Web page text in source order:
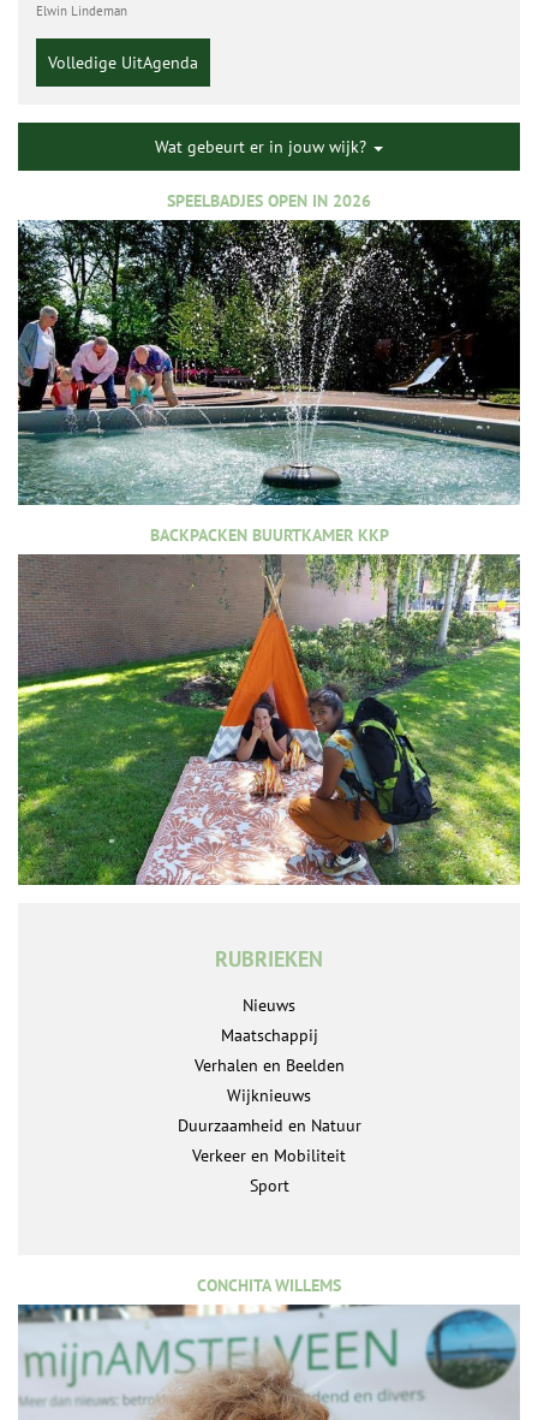
Elwin Lindeman
Volledige UitAgenda
Wat gebeurt er in jouw wijk?
SPEELBADJES OPEN IN 2026
BACKPACKEN BUURTKAMER KKP
RUBRIEKEN
Nieuws
Maatschappij
Verhalen en Beelden
Wijknieuws
Duurzaamheid en Natuur
Verkeer en Mobiliteit
Sport
CONCHITA WILLEMS